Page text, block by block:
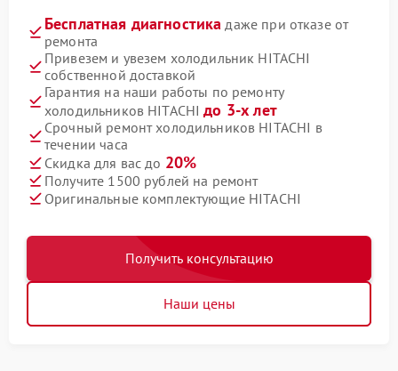
Бесплатная диагностика даже при отказе от
ремонта
Привезем и увезем холодильник HITACHI
собственной доставкой
Гарантия на наши работы по ремонту
холодильников HITACHIдо 3-х лет
Срочный ремонт холодильников HITACHI в
течении часа
Скидка для вас до 20%
Получите 1500 рублей на ремонт
Оригинальные комплектующие HITACHI
Получить консультацию
Наши цены